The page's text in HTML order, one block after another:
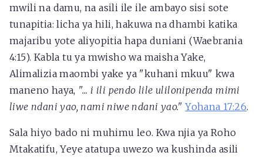
mwili na damu, na asili ile ile ambayo sisi sote
tunapitia: licha ya hili, hakuwa na dhambi katika
majaribu yote aliyopitia hapa duniani (Waebrania
4:15). Kabla tu ya mwisho wa maisha Yake,
Alimalizia maombi yake ya "kuhani mkuu" kwa
maneno haya, "... i ili pendo lile ulilonipenda mimi
liwe ndani yao, nami niwe ndani yao."Yohana 17:26.
Sala hiyo bado ni muhimu leo. Kwa njia ya Roho
Mtakatifu, Yeye atatupa uwezo wa kushinda asili